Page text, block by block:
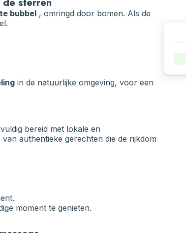
-
bubbel , omringd door bomen. Als de
in de natuurlijke omgeving, voor een
bereid met lokale en
authentieke gerechten die de rijkdom
moment te genieten.